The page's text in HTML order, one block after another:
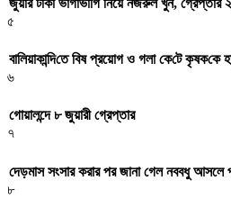
জুয়ার টাকা ভাগাভাগি নিয়ে নজরুল খুন, গ্রেপ্তার ২
৫
বা‌লিয়াকা‌ন্দি‌তে বিষ প্রয়োগ ও গলা কে‌টে কৃষক‌কে
৬
গোয়ালন্দে ৮ জুয়ারী গ্রেপ্তার
৭
দেড়মাস সংসার করার পর জানা গেল নববধু আসলে
৮